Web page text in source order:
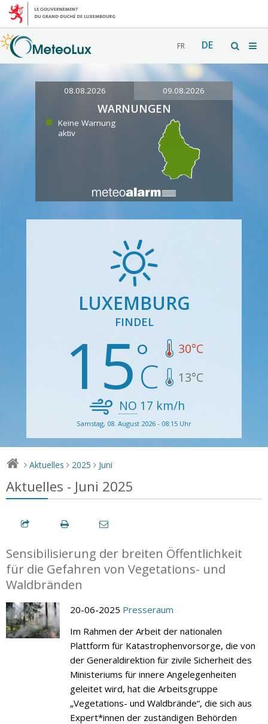
FR DE
08.08.2026 09.08.2026
WARNUNGEN
Keine Warnung
aktiv
LUXEMBURG
FINDEL
15 30°C
13°C
NO 17 km/h
Samstag, 08. August 2026 - 08:15 Uhr
> Aktuelles > 2025 > Juni
Aktuelles - Juni 2025
Sensibilisierung der breiten Öffentlichkeit
für die Gefahren von Vegetations- und
Waldbränden
20-06-2025 Presseraum
Im Rahmen der Arbeit der nationalen
Plattform für Katastrophenvorsorge, die von
der Generaldirektion für zivile Sicherheit des
Ministeriums für innere Angelegenheiten
geleitet wird, hat die Arbeitsgruppe
„Vegetations- und Waldbrände“, die sich aus
Expert*innen der zuständigen Behörden